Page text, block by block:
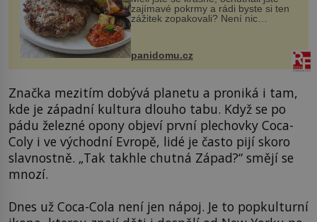
zajímavé pokrmy a rádi byste si ten
zážitek zopakovali? Není nic
snazšího. Pljeskavica (10 porcí)
Možná jste ji ochutnali na dovolené v
panidomu.cz
Značka mezitím dobývá planetu a proniká i tam,
kde je západní kultura dlouho tabu. Když se po
pádu železné opony objeví první plechovky Coca-
Coly i ve východní Evropě, lidé je často pijí skoro
slavnostně. „Tak takhle chutná Západ?“ smějí se
mnozí.
Dnes už Coca-Cola není jen nápoj. Je to popkulturní